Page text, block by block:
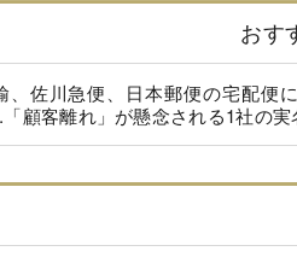
おす
、佐川急便、日本郵便の宅配便
顧客離れ」が懸念される1社の実